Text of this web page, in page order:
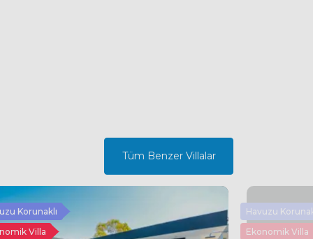
Tüm Benzer Villalar
Korunaklı
Villa
Havuzu
Ekonomik Villa